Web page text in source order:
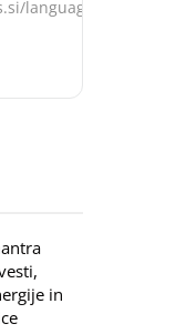
language/sl/
in